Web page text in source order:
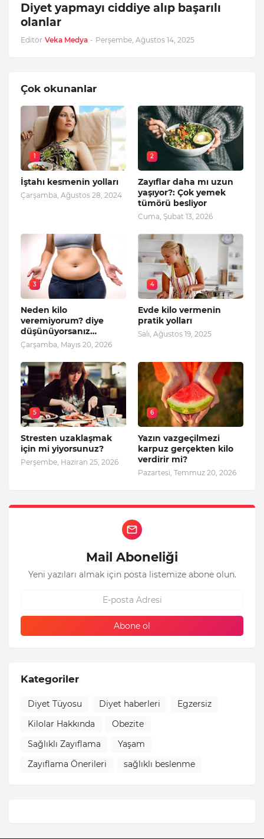
Diyet yapmayı ciddiye alıp başarılı
olanlar
Editör Veka Medya - Perşembe, Ağustos 14, 2025
Çok okunanlar
1
İştahı kesmenin yolları
Çarşamba, Ağustos 28, 2024
2
Zayıflar daha mı uzun
yaşıyor?: Çok yemek
tümörü besliyor
Cuma, Şubat 13, 2026
3
Neden kilo
veremiyorum? diye
düşünüyorsanız…
Çarşamba, Mayıs 20, 2026
4
Evde kilo vermenin
pratik yolları
Salı, Ağustos 19, 2025
5
Stresten uzaklaşmak
için mi yiyorsunuz?
Perşembe, Haziran 25, 2026
6
Yazın vazgeçilmezi
karpuz gerçekten kilo
verdirir mi?
Pazartesi, Temmuz 20, 2026
Mail Aboneliği
Yeni yazıları almak için posta listemize abone olun.
Kategoriler
Diyet Tüyosu Diyet haberleri
Egzersiz
Kilolar Hakkında
Obezite
Sağlıklı Zayıflama
Yaşam
Zayıflama Önerileri
sağlıklı beslenme